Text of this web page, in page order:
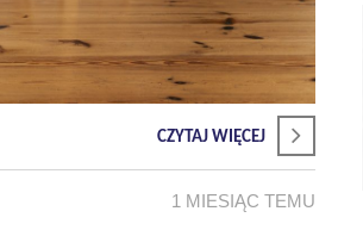
CZYTAJ WIĘCEJ
1 MIESIĄC TEMU